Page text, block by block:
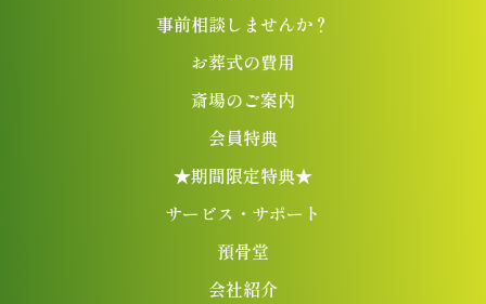
事前相談しませんか？
お葬式の費用
斎場のご案内
会員特典
★期間限定特典★
サービス・サポート
預骨堂
会社紹介